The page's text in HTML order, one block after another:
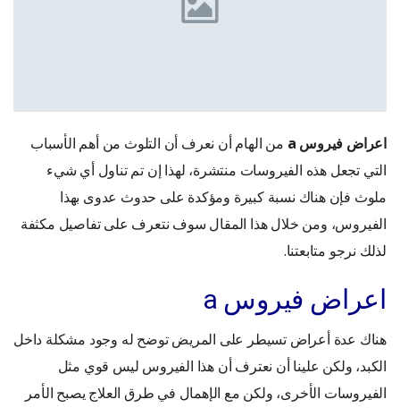
اعراض فيروس a
من الهام أن نعرف أن التلوث من أهم الأسباب
التي تجعل هذه الفيروسات منتشرة، لهذا إن تم تناول أي شيء
ملوث فإن هناك نسبة كبيرة ومؤكدة على حدوث عدوى بهذا
الفيروس، ومن خلال هذا المقال سوف نتعرف على تفاصيل مكثفة
لذلك نرجو متابعتنا.
اعراض فيروس a
هناك عدة أعراض تسيطر على المريض توضح له وجود مشكلة داخل
الكبد، ولكن علينا أن نعترف أن هذا الفيروس ليس قوي مثل
الفيروسات الأخرى، ولكن مع الإهمال في طرق العلاج يصبح الأمر